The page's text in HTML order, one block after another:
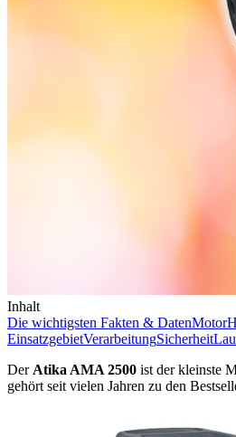
Inhalt
Die wichtigsten Fakten & DatenMotor
EinsatzgebietVerarbeitungSicherheit
Der Atika AMA 2500 ist der kleinste
gehört seit vielen Jahren zu den